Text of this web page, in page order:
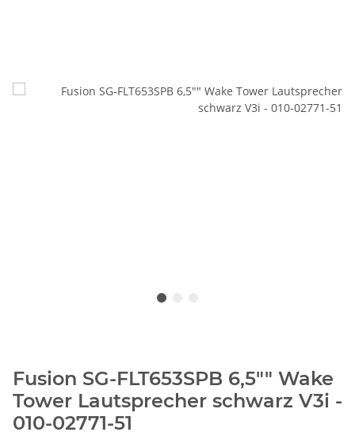
Fusion SG-FLT653SPB 6,5"" Wake
Tower Lautsprecher schwarz V3i -
010-02771-51